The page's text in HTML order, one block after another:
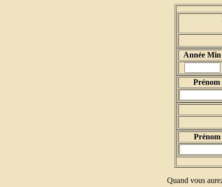
Année Min
Prénom
Prénom
Quand vous